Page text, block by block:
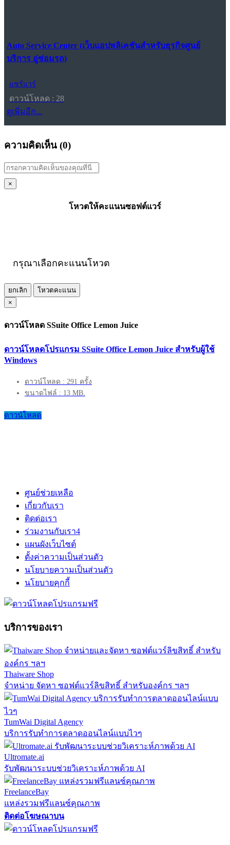
Auto Service Center (เว็บแอปพลิเคชันสำหรับธุรกิจศูนย์
บริการ อู่ซ่อมรถ)
แชร์แวร์
ดาวน์โหลด : 28
ดูเพิ่มอีก...
ความคิดเห็น (0)
×
โหวตให้คะแนนซอฟต์แวร์
กรุณาเลือกคะแนนโหวต
ยกเลิก
โหวตคะแนน
×
ดาวน์โหลด SSuite Office Lemon Juice
ดาวน์โหลดโปรแกรม SSuite Office Lemon Juice สำหรับผู้ใช้
Windows
ดาวน์โหลด : 291 ครั้ง
ขนาดไฟล์ : 13 MB.
ดาวน์โหลด
ศูนย์ช่วยเหลือ
เกี่ยวกับเรา
ติดต่อเรา
ร่วมงานกับเรา4
แผนผังเว็บไซต์
ตั้งค่าความเป็นส่วนตัว
นโยบายความเป็นส่วนตัว
นโยบายคุกกี้
บริการของเรา
Thaiware Shop
จำหน่าย จัดหา ซอฟต์แวร์ลิขสิทธิ์ สำหรับองค์กร ฯลฯ
TumWai Digital Agency
บริการรับทำการตลาดออนไลน์แบบไวๆ
Ultromate.ai
รับพัฒนาระบบช่วยวิเคราะห์ภาพด้วย AI
FreelanceBay
แหล่งรวมฟรีแลนซ์คุณภาพ
ติดต่อโฆษณาบน